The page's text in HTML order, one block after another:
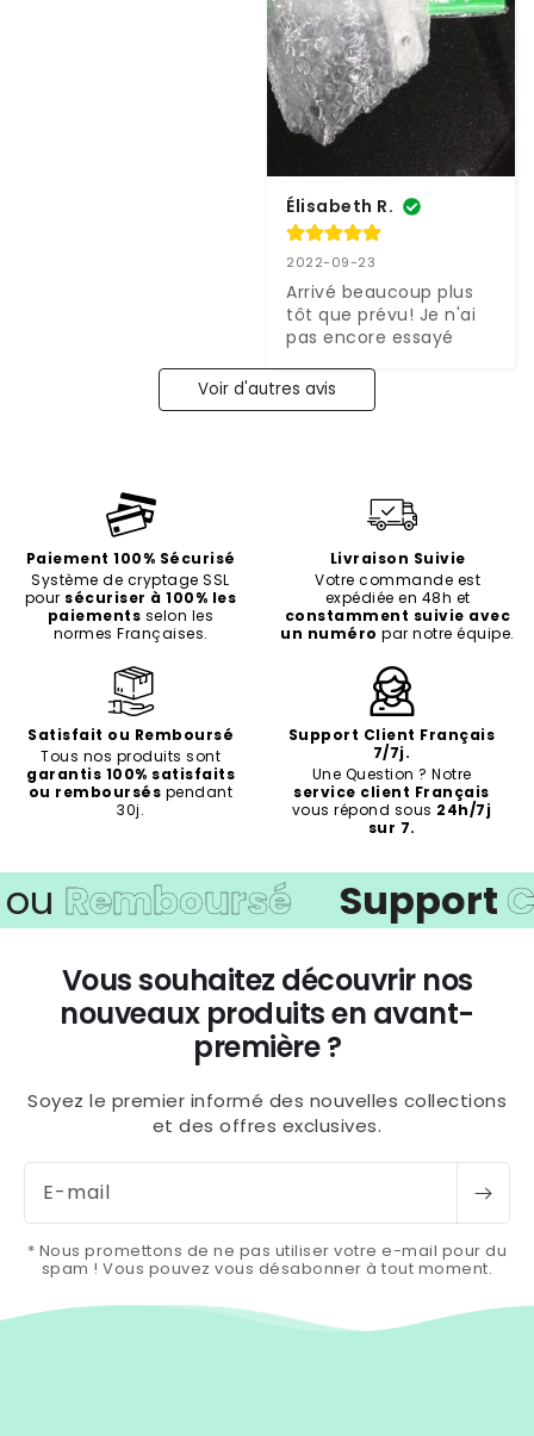
Élisabeth R.
2022-09-23
Arrivé beaucoup plus
tôt que prévu! Je n'ai
pas encore essayé
Voir d'autres avis
Paiement 100% Sécurisé
Système de cryptage SSL
pour sécuriser à 100% les
paiements selon les
normes Françaises.
Livraison Suivie
Votre commande est
expédiée en 48h et
constamment suivie avec
un numéro par notre équipe.
Satisfait ou Remboursé
Tous nos produits sont
garantis 100% satisfaits
ou remboursés pendant
30j.
Support Client Français
7/7j.
Une Question ? Notre
service client Français
vous répond sous 24h/7j
sur 7.
Remboursé Support
Vous souhaitez découvrir nos
nouveaux produits en avant-
première ?
Soyez le premier informé des nouvelles collections
et des offres exclusives.
E-mail
* Nous promettons de ne pas utiliser votre e-mail pour du
spam ! Vous pouvez vous désabonner à tout moment.